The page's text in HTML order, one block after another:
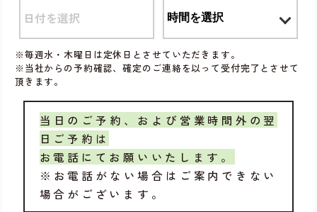
※毎週水・木曜日は定休日とさせていただきます。
※当社からの予約確認、確定のご連絡を以って受付完了とさせて
頂きます。
当日のご予約、および営業時間外の翌
日ご予約は
お電話にてお願いいたします。
※お電話がない場合はご案内できない
場合がございます。